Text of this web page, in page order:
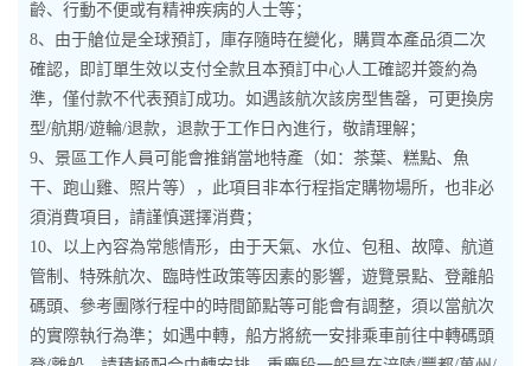
齡、行動不便或有精神疾病的人士等；
8、由于艙位是全球預訂，庫存隨時在變化，購買本產品須二次
確認，即訂單生效以支付全款且本預訂中心人工確認并簽約為
準，僅付款不代表預訂成功。如遇該航次該房型售罄，可更換房
型/航期/遊輪/退款，退款于工作日內進行，敬請理解；
9、景區工作人員可能會推銷當地特產（如：茶葉、糕點、魚
干、跑山雞、照片等），此項目非本行程指定購物場所，也非必
須消費項目，請謹慎選擇消費；
10、以上內容為常態情形，由于天氣、水位、包租、故障、航道
管制、特殊航次、臨時性政策等因素的影響，遊覽景點、登離船
碼頭、參考團隊行程中的時間節點等可能會有調整，須以當航次
的實際執行為準；如遇中轉，船方將統一安排乘車前往中轉碼頭